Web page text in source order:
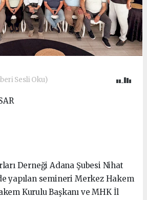
Sesli Oku)
Derneği Adana Şubesi Nihat
yapılan semineri Merkez Hakem
Kurulu Başkanı ve MHK İl